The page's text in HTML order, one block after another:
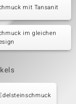
mit Tansanit
im gleichen